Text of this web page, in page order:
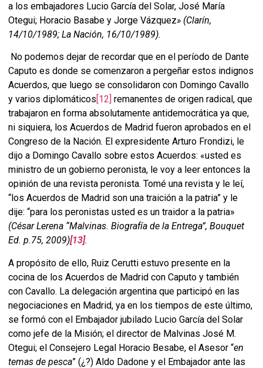
a los embajadores Lucio García del Solar, José María
Otegui; Horacio Basabe y Jorge Vázquez» (Clarín,
14/10/1989; La Nación, 16/10/1989).
No podemos dejar de recordar que en el período de Dante
Caputo es donde se comenzaron a pergeñar estos indignos
Acuerdos, que luego se consolidaron con Domingo Cavallo
y varios diplomáticos [12] remanentes de origen radical, que
trabajaron en forma absolutamente antidemocrática ya que,
ni siquiera, los Acuerdos de Madrid fueron aprobados en el
Congreso de la Nación. El expresidente Arturo Frondizi, le
dijo a Domingo Cavallo sobre estos Acuerdos: «usted es
ministro de un gobierno peronista, le voy a leer entonces la
opinión de una revista peronista. Tomé una revista y le leí,
“los Acuerdos de Madrid son una traición a la patria” y le
dije: “para los peronistas usted es un traidor a la patria»
(César Lerena “Malvinas. Biografía de la Entrega”, Bouquet
Ed. p.75, 2009)[13].
A propósito de ello, Ruiz Cerutti estuvo presente en la
cocina de los Acuerdos de Madrid con Caputo y también
con Cavallo. La delegación argentina que participó en las
negociaciones en Madrid, ya en los tiempos de este último,
se formó con el Embajador jubilado Lucio García del Solar
como jefe de la Misión; el director de Malvinas José M.
Otegui; el Consejero Legal Horacio Besabe, el Asesor “en
temas de pesca” (¿?) Aldo Dadone y el Embajador ante las